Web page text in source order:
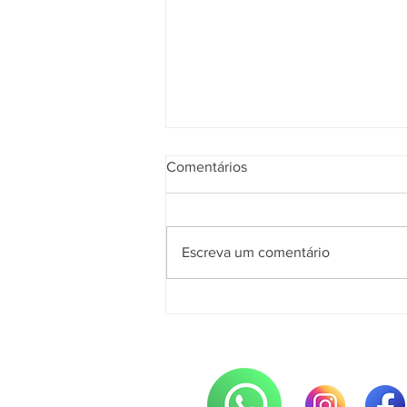
Comentários
Escreva um comentário